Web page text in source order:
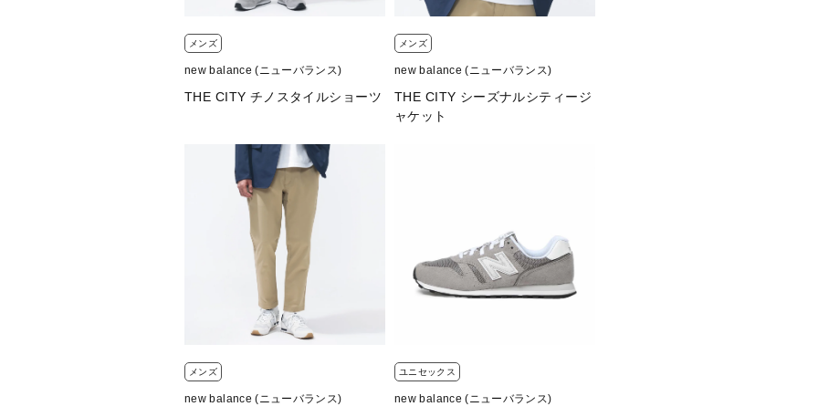
メンズ
new balance (ニューバランス)
THE CITY チノスタイルショーツ
メンズ
new balance (ニューバランス)
THE CITY シーズナルシティージ
ャケット
メンズ
new balance (ニューバランス)
ユニセックス
new balance (ニューバランス)